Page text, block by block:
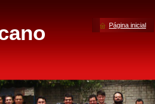
Página inicial